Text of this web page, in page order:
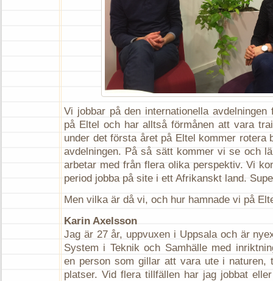
Vi jobbar på den internationella avdelningen
på Eltel och har alltså förmånen att vara
under det första året på Eltel kommer rotera
avdelningen. På så sätt kommer vi se och
arbetar med från flera olika perspektiv. Vi
period jobba på site i ett Afrikanskt land.
Men vilka är då vi, och hur hamnade vi på
Karin Axelsson
Jag är 27 år, uppvuxen i Uppsala och är
System i Teknik och Samhälle med
en person som gillar att vara ute i naturen,
platser. Vid flera tillfällen har jag jobbat